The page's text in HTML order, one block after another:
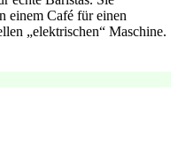
einem Café für einen
„elektrischen“ Maschine.